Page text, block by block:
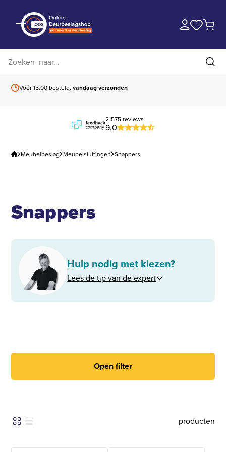
Vóór 15.00 besteld,vandaag verzonden
21575 reviews
9.0
Meubelbeslag Meubelsluitingen Snappers
Snappers
Hulp nodig met kiezen?
Lees de tip van de expert
Open filter
producten